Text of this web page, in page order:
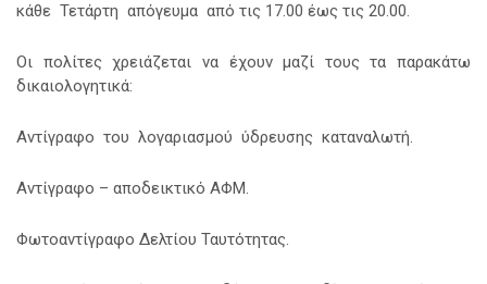
κάθε Τετάρτη απόγευμα από τις 17.00 έως τις 20.00.
Οι πολίτες χρειάζεται να έχουν μαζί τους τα παρακάτω
δικαιολογητικά:
Αντίγραφο του λογαριασμού ύδρευσης καταναλωτή.
Αντίγραφο – αποδεικτικό ΑΦΜ.
Φωτοαντίγραφο Δελτίου Ταυτότητας.